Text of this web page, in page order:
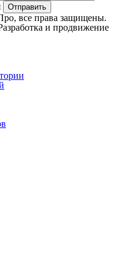
Отправить
все права защищены.
и продвижение